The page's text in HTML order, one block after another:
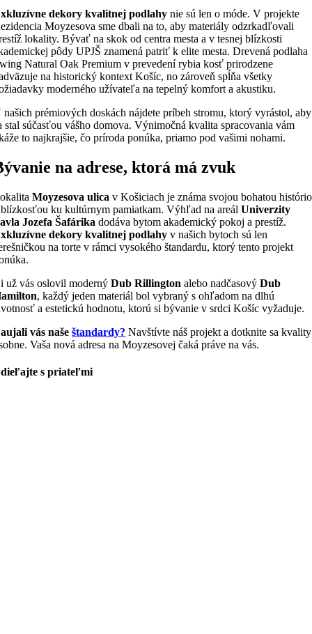
dekory kvalitnej podlahy nie sú len o móde. V projekte
Moyzesova sme dbali na to, aby materiály odzrkadľovali
lokality. Bývať na skok od centra mesta a v tesnej blízkosti
pôdy UPJŠ znamená patriť k elite mesta. Drevená podlaha
Natural Oak Premium v prevedení rybia kosť prirodzene
na historický kontext Košíc, no zároveň spĺňa všetky
moderného užívateľa na tepelný komfort a akustiku.
našich prémiových doskách nájdete príbeh stromu, ktorý vyrástol, aby
stal súčasťou vášho domova. Výnimočná kvalita spracovania vám
to najkrajšie, čo príroda ponúka, priamo pod vašimi nohami.
na adrese, ktorá má zvuk
Moyzesova ulica v Košiciach je známa svojou bohatou
blízkosťou ku kultúrnym pamiatkam. Výhľad na areálUniverzity
Jozefa Šafárika dodáva bytom akademický pokoj a prestíž.
dekory kvalitnej podlahy v našich bytoch sú len
na torte v rámci vysokého štandardu, ktorý tento projekt
už vás oslovil modernýDub Rillington alebo nadčasovýDub
, každý jeden materiál bol vybraný s ohľadom na dlhú
a estetickú hodnotu, ktorú si bývanie v srdci Košíc vyžaduje.
vás našeštandardy? Navštívte náš projekt a dotknite sa kvality
Vaša nová adresa na Moyzesovej čaká práve na vás.
s priateľmi